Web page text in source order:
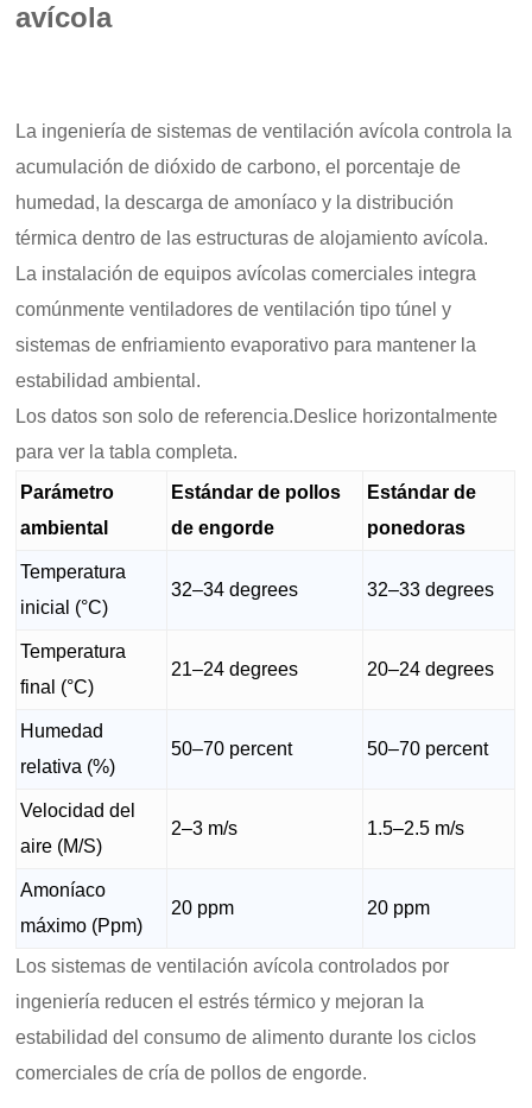
avícola
La ingeniería de sistemas de ventilación avícola controla la
acumulación de dióxido de carbono, el porcentaje de
humedad, la descarga de amoníaco y la distribución
térmica dentro de las estructuras de alojamiento avícola.
La instalación de equipos avícolas comerciales integra
comúnmente ventiladores de ventilación tipo túnel y
sistemas de enfriamiento evaporativo para mantener la
estabilidad ambiental.
Los datos son solo de referencia.Deslice horizontalmente
para ver la tabla completa.
Parámetro
ambiental
Estándar de pollos
de engorde
Estándar de
ponedoras
Temperatura
inicial (°C)
32–34 degrees 32–33 degrees
Temperatura
final (°C)
21–24 degrees 20–24 degrees
Humedad
relativa (%)
50–70 percent 50–70 percent
Velocidad del
aire (M/S)
2–3 m/s 1.5–2.5 m/s
Amoníaco
máximo (Ppm)
20 ppm 20 ppm
Los sistemas de ventilación avícola controlados por
ingeniería reducen el estrés térmico y mejoran la
estabilidad del consumo de alimento durante los ciclos
comerciales de cría de pollos de engorde.